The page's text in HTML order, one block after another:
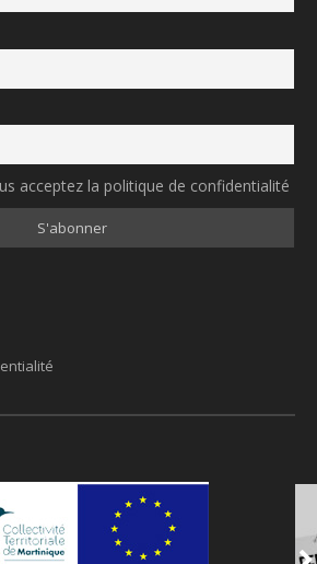
acceptez la politique de confidentialité